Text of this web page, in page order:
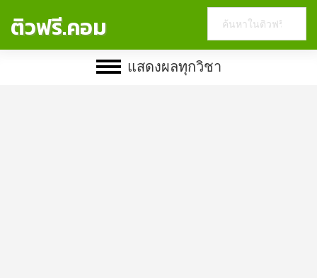
ติวฟรี.คอม
website
แสดงผลทุกวิชา